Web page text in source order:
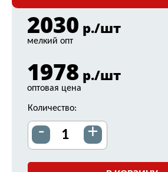
2030 р./шт
мелкий опт
1978 р./шт
оптовая цена
Количество:
- +